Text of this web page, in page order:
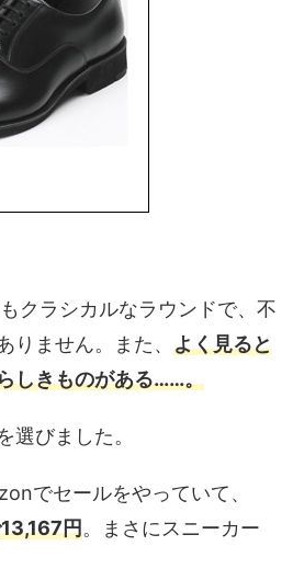
クラシカルなラウンドで、不
りません。また、 よく見ると
しきものがある……。
選びました。
でセールをやっていて、
円。まさにスニーカー